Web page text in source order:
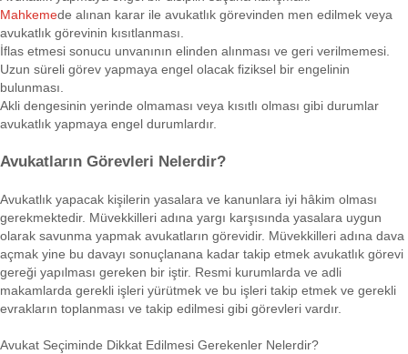
Mahkemede alınan karar ile avukatlık görevinden men edilmek veya
avukatlık görevinin kısıtlanması.
İflas etmesi sonucu unvanının elinden alınması ve geri verilmemesi.
Uzun süreli görev yapmaya engel olacak fiziksel bir engelinin
bulunması.
Akli dengesinin yerinde olmaması veya kısıtlı olması gibi durumlar
avukatlık yapmaya engel durumlardır.
Avukatların Görevleri Nelerdir?
Avukatlık yapacak kişilerin yasalara ve kanunlara iyi hâkim olması
gerekmektedir. Müvekkilleri adına yargı karşısında yasalara uygun
olarak savunma yapmak avukatların görevidir. Müvekkilleri adına dava
açmak yine bu davayı sonuçlanana kadar takip etmek avukatlık görevi
gereği yapılması gereken bir iştir. Resmi kurumlarda ve adli
makamlarda gerekli işleri yürütmek ve bu işleri takip etmek ve gerekli
evrakların toplanması ve takip edilmesi gibi görevleri vardır.
Avukat Seçiminde Dikkat Edilmesi Gerekenler Nelerdir?